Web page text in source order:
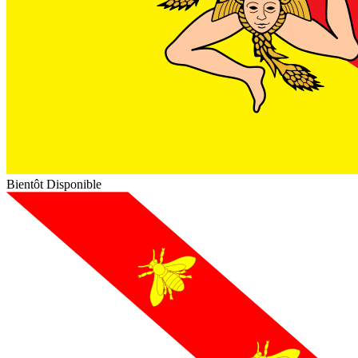
Bientôt Disponible